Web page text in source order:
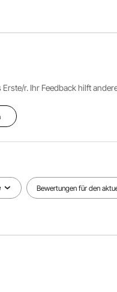
Erste/r. Ihr Feedback hilft
Bewertungen für den